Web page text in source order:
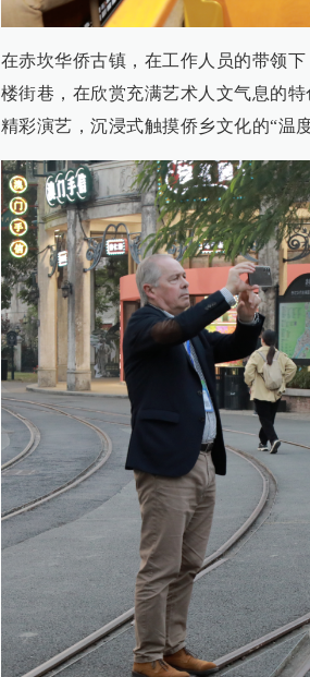
在赤坎华侨古镇，在工作人员的带领
楼街巷，在欣赏充满艺术人文气息的
精彩演艺，沉浸式触摸侨乡文化的“温度